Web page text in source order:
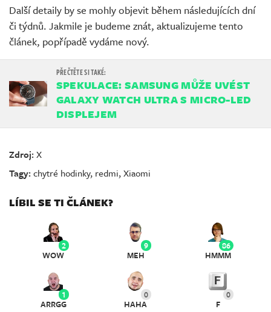
Další detaily by se mohly objevit během následujících dní
či týdnů. Jakmile je budeme znát, aktualizujeme tento
článek, popřípadě vydáme nový.
SPEKULACE: SAMSUNG MŮŽE UVÉST
GALAXY WATCH ULTRA S MICRO-LED
DISPLEJEM
Zdroj:X
Tagy:chytré hodinky, redmi,Xiaomi
LÍBIL SE TI ČLÁNEK?
2
WOW
9
MEH
86
HMMM
1
ARRGG
0
HAHA
0
F